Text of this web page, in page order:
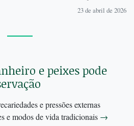
23 de abril de 2026
e peixes pode
e pressões externas
e modos de vida tradicionais →